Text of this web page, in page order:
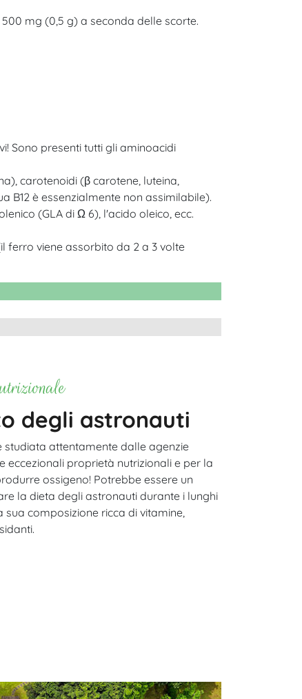
mg (0,5 g) a seconda delle scorte.
Sono presenti tutti gli aminoacidi
carotenoidi (β carotene, luteina,
B12 è essenzialmente non assimilabile).
(GLA di Ω 6), l'acido oleico, ecc.
ferro viene assorbito da 2 a 3 volte
degli astronauti
studiata attentamente dalle agenzie
eccezionali proprietà nutrizionali e per la
ossigeno! Potrebbe essere un
la dieta degli astronauti durante i lunghi
sua composizione ricca di vitamine,